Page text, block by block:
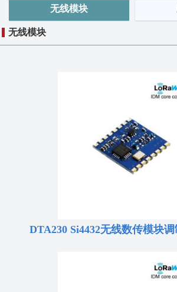
无线模块
无线模块
DTA230 Si4432无线数传模块